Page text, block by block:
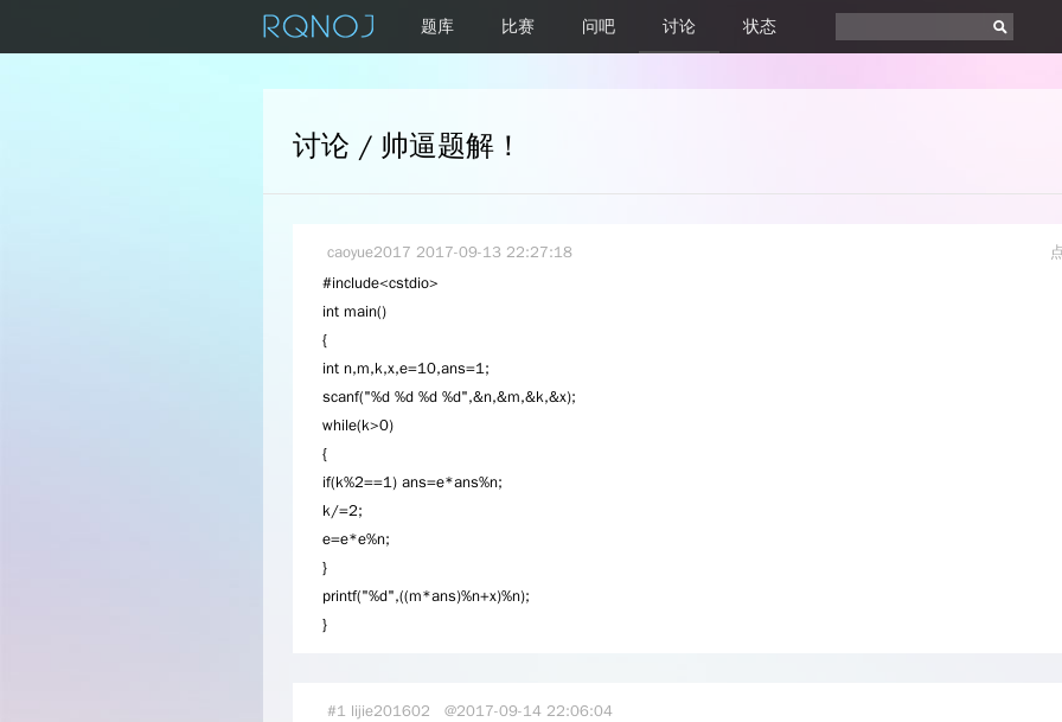
题库 比赛 问吧 讨论 状态
讨论 / 帅逼题解！
caoyue2017 2017-09-13 22:27:18
#include<cstdio>
int main()
{
int n,m,k,x,e=10,ans=1;
scanf("%d %d %d %d",&n,&m,&k,&x);
while(k>0)
{
if(k%2==1) ans=e*ans%n;
k/=2;
e=e*e%n;
}
printf("%d",((m*ans)%n+x)%n);
}
#1 lijie201602
@2017-09-14 22:06:04